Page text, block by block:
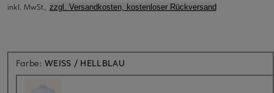
inkl. MwSt., zzgl. Versandkosten, kostenloser Rückversand
Farbe:WEISS / HELLBLAU